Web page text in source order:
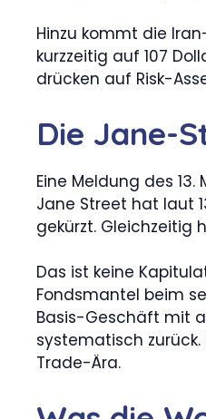
Hinzu kommt die
kurzzeitig auf 107
drücken auf Risk-
Die Jane-
Eine Meldung des
Jane Street hat laut
gekürzt. Gleichzeitig
Das ist keine
Fondsmantel beim
Basis-Geschäft mit
systematisch
Trade-Ära.